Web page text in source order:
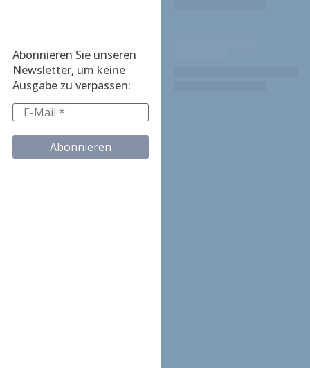
Abonnieren Sie unseren
Newsletter, um keine
Ausgabe zu verpassen: